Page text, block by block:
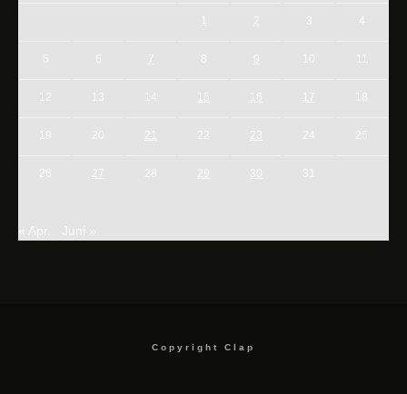
1 2 3 4
5 6 7 8 9 10 11
12 13 14 15 16 17 18
19 20 21 22 23 24 25
26 27 28 29 30 31
« Apr. Juni »
Copyright Clap